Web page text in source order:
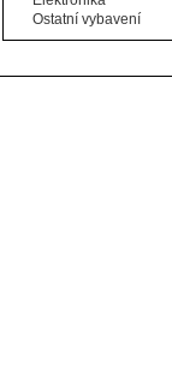
Ostatní vybavení